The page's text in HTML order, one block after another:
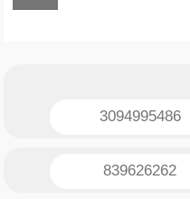
3094995486
839626262